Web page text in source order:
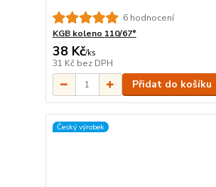
6 hodnocení
KGB koleno 110/67°
38 Kč/ks
31 Kč bez DPH
Přidat do košíku
Český výrobek